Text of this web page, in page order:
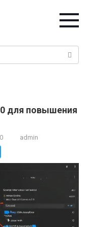
для повышения
admin